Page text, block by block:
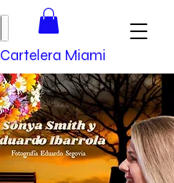
Cartelera Miami